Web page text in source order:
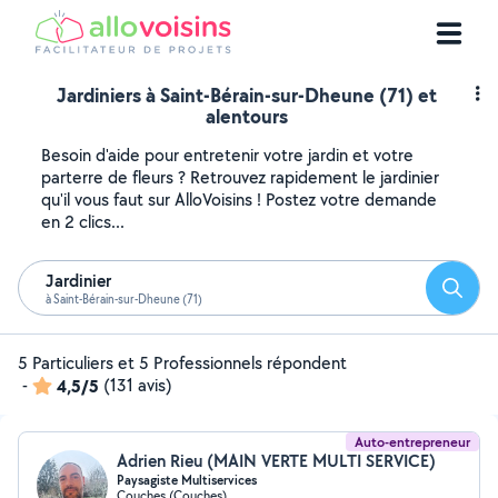
Jardiniers à Saint-Bérain-sur-Dheune (71) et
alentours
Besoin d'aide pour entretenir votre jardin et votre
parterre de fleurs ? Retrouvez rapidement le jardinier
qu'il vous faut sur AlloVoisins ! Postez votre demande
en 2 clics...
Jardinier
à Saint-Bérain-sur-Dheune (71)
5 Particuliers et 5 Professionnels répondent
-
4,5/5 (131 avis)
Auto-entrepreneur
Adrien Rieu (MAIN VERTE MULTI SERVICE)
Paysagiste Multiservices